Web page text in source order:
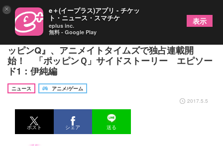
それぞれの旅立ちの春が描かれるもうひとつの『ポ
ッピンQ』、アニメイトタイムズで独占連載開
始！ 「ポッピンＱ」サイドストーリー エピソー
ド1：伊純編
ニュース
アニメ/ゲーム
2017.5.5
ポスト シェア 送る
× e＋(イープラス)アプリ - チケッ
ト・ニュース・スマチケ
eplus inc.
無料 - Google Play
表示